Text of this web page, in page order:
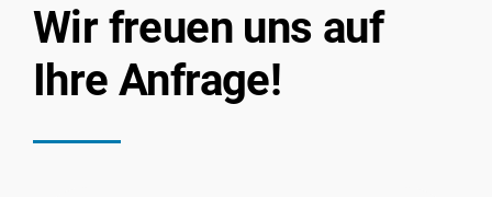
Wir freuen uns auf
Ihre Anfrage!